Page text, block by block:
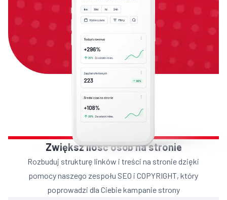
Zwiększ ilosć osób na stronie
Rozbuduj strukturę linków i treści na stronie dzięki
pomocy naszego zespołu SEO i COPYRIGHT, który
poprowadzi dla Ciebie kampanie strony